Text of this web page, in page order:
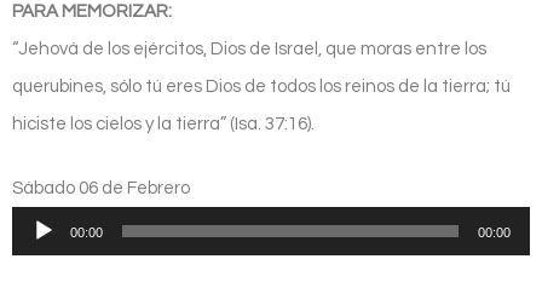
PARA MEMORIZAR:
“Jehová de los ejércitos, Dios de Israel, que moras entre los
querubines, sólo tú eres Dios de todos los reinos de la tierra; tú
hiciste los cielos y la tierra” (Isa. 37:16).
Sábado 06 de Febrero
Reproductor
00:00 00:00